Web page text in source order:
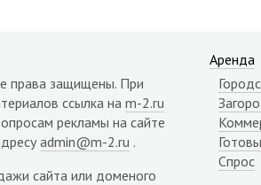
права защищены. При
ссылка на m-2.ru
рекламы на сайте
admin@m-2.ru .
сайта или доменого
Аренда
Спрос